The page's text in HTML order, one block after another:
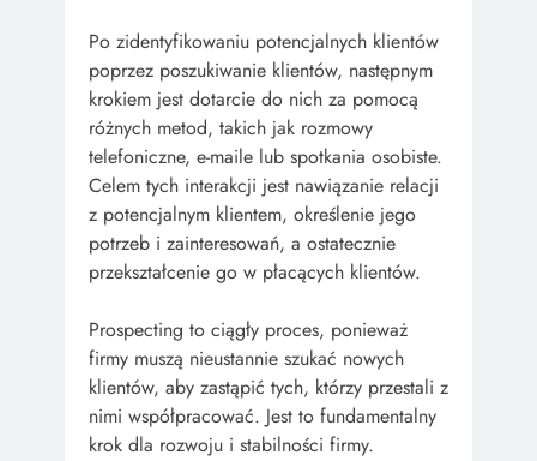
Po zidentyfikowaniu potencjalnych klientów
poprzez poszukiwanie klientów, następnym
krokiem jest dotarcie do nich za pomocą
różnych metod, takich jak rozmowy
telefoniczne, e-maile lub spotkania osobiste.
Celem tych interakcji jest nawiązanie relacji
z potencjalnym klientem, określenie jego
potrzeb i zainteresowań, a ostatecznie
przekształcenie go w płacących klientów.
Prospecting to ciągły proces, ponieważ
firmy muszą nieustannie szukać nowych
klientów, aby zastąpić tych, którzy przestali z
nimi współpracować. Jest to fundamentalny
krok dla rozwoju i stabilności firmy.